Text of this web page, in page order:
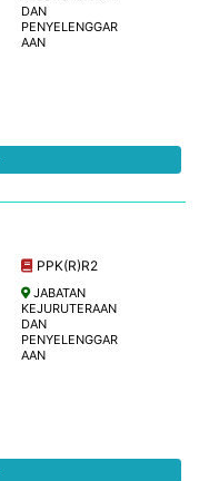
DAN
PENYELENGGAR
AAN
PPK(R)R2
JABATAN
KEJURUTERAAN
DAN
PENYELENGGAR
AAN